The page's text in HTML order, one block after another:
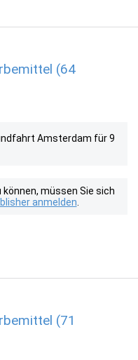
(64
Amsterdam für 9
müssen Sie sich
anmelden
(71